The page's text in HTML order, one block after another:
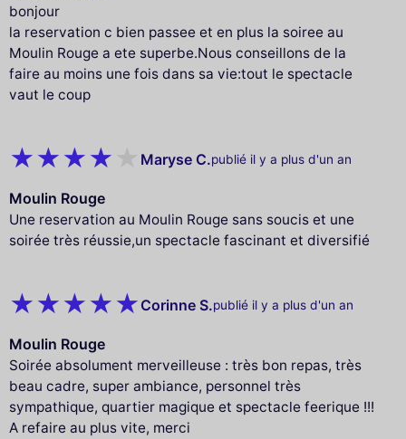
bonjour
la reservation c bien passee et en plus la soiree au
Moulin Rouge a ete superbe.Nous conseillons de la
faire au moins une fois dans sa vie:tout le spectacle
vaut le coup
Maryse C.publié il y a plus d'un an
Moulin Rouge
Une reservation au Moulin Rouge sans soucis et une
soirée très réussie,un spectacle fascinant et diversifié
Corinne S.publié il y a plus d'un an
Moulin Rouge
Soirée absolument merveilleuse : très bon repas, très
beau cadre, super ambiance, personnel très
sympathique, quartier magique et spectacle feerique !!!
A refaire au plus vite, merci